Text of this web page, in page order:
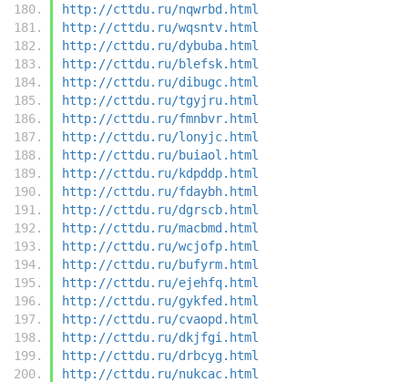
http://cttdu.ru/nqwrbd.html
http://cttdu.ru/wqsntv.html
http://cttdu.ru/dybuba.html
http://cttdu.ru/blefsk.html
http://cttdu.ru/dibugc.html
http://cttdu.ru/tgyjru.html
http://cttdu.ru/fmnbvr.html
http://cttdu.ru/lonyjc.html
http://cttdu.ru/buiaol.html
http://cttdu.ru/kdpddp.html
http://cttdu.ru/fdaybh.html
http://cttdu.ru/dgrscb.html
http://cttdu.ru/macbmd.html
http://cttdu.ru/wcjofp.html
http://cttdu.ru/bufyrm.html
http://cttdu.ru/ejehfq.html
http://cttdu.ru/gykfed.html
http://cttdu.ru/cvaopd.html
http://cttdu.ru/dkjfgi.html
http://cttdu.ru/drbcyg.html
http://cttdu.ru/nukcac.html